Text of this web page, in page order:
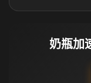
奶瓶加